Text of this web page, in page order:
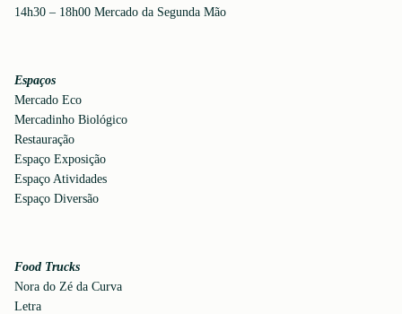
14h30 – 18h00 Mercado da Segunda Mão
Espaços
Mercado Eco
Mercadinho Biológico
Restauração
Espaço Exposição
Espaço Atividades
Espaço Diversão
Food Trucks
Nora do Zé da Curva
Letra